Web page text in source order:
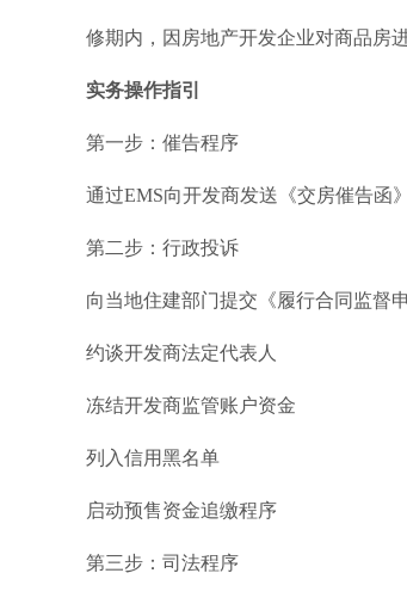
修期内，因房地产开发企业对商品房
实务操作指引
第一步：催告程序
通过EMS向开发商发送《交房催告函
第二步：行政投诉
向当地住建部门提交《履行合同监督
约谈开发商法定代表人
冻结开发商监管账户资金
列入信用黑名单
启动预售资金追缴程序
第三步：司法程序